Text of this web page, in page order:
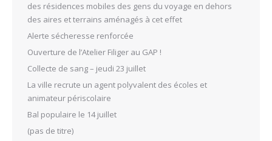
des résidences mobiles des gens du voyage en dehors
des aires et terrains aménagés à cet effet
Alerte sécheresse renforcée
Ouverture de l’Atelier Filiger au GAP !
Collecte de sang – jeudi 23 juillet
La ville recrute un agent polyvalent des écoles et
animateur périscolaire
Bal populaire le 14 juillet
(pas de titre)